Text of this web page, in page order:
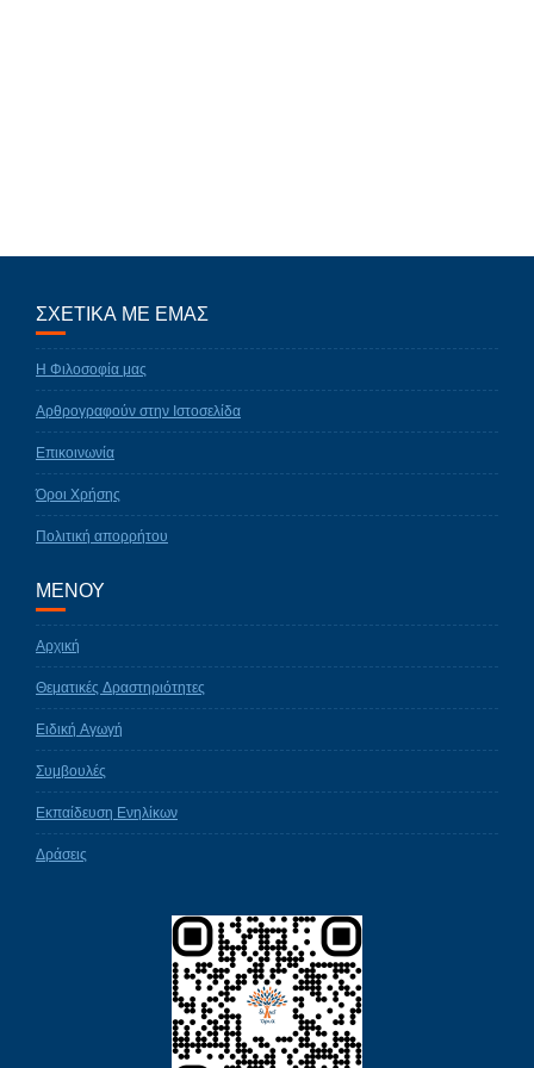
ΣΧΕΤΙΚΑ ΜΕ ΕΜΑΣ
Η Φιλοσοφία μας
Αρθρογραφούν στην Ιστοσελίδα
Επικοινωνία
Όροι Χρήσης
Πολιτική απορρήτου
ΜΕΝΟΥ
Αρχική
Θεματικές Δραστηριότητες
Ειδική Αγωγή
Συμβουλές
Εκπαίδευση Ενηλίκων
Δράσεις